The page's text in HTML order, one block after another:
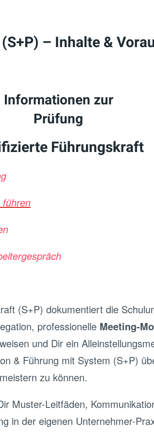
– Inhalte &
Informationen zur
Prüfung
Führungskraft
(S+P) dokumentiert die
professionelle Meeting-
und Dir ein
& Führung mit System (S+P)
zu können.
Muster-Leitfäden,
in der eigenen Unternehmer-